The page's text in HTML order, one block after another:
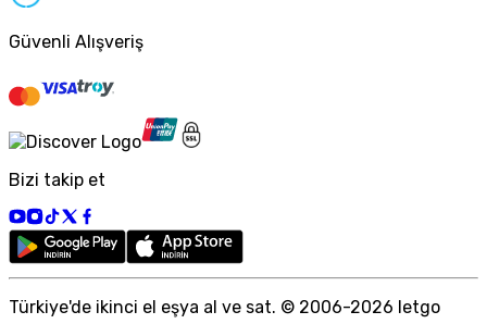
Güvenli Alışveriş
Bizi takip et
Türkiye'de ikinci el eşya al ve sat. © 2006-2026 letgo